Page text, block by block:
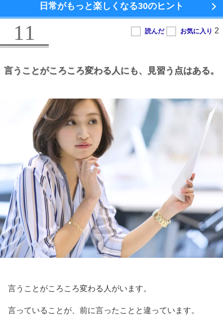
日常がもっと楽しくなる30のヒント
11
言うことがころころ変わる人にも、 見習う点はある。
言うことがころころ変わる人がいます。
言っていることが、前に言ったことと違っています。